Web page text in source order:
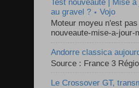
Test nouveauté | Mise
au gravel ? ⋆ Vojo
Moteur moyeu n'est
nouveaute-mise-a-
Andorre classica
Source : France 3
Le Crossover GT,